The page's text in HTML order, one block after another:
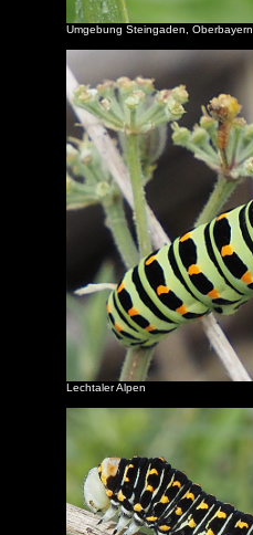
Umgebung Steingaden, Oberbayern
Lechtaler Alpen